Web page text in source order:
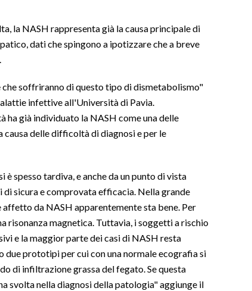
la NASH rappresenta già la causa principale di
dati che spingono a ipotizzare che a breve
soffriranno di questo tipo di dismetabolismo"
infettive all'Università di Pavia.
ha già individuato la NASH come una delle
delle difficoltà di diagnosi e per le
è spesso tardiva, e anche da un punto di vista
sicura e comprovata efficacia. Nella grande
da NASH apparentemente sta bene. Per
risonanza magnetica. Tuttavia, i soggetti a rischio
e la maggior parte dei casi di NASH resta
due prototipi per cui con una normale ecografia si
di infiltrazione grassa del fegato. Se questa
svolta nella diagnosi della patologia" aggiunge il